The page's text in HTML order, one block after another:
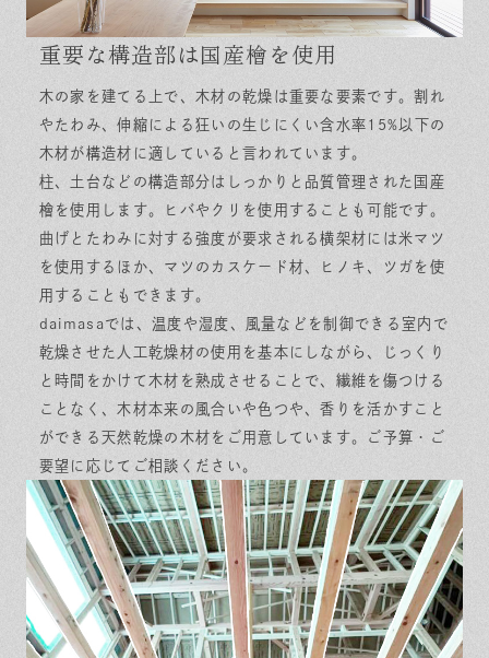
重要な構造部は国産檜を使用
木の家を建てる上で、木材の乾燥は重要な要素です。割れ
やたわみ、伸縮による狂いの生じにくい含水率15%以下の
木材が構造材に適していると言われています。
柱、土台などの構造部分はしっかりと品質管理された国産
檜を使用します。ヒバやクリを使用することも可能です。
曲げとたわみに対する強度が要求される横架材には米マツ
を使用するほか、マツのカスケード材、ヒノキ、ツガを使
用することもできます。
daimasaでは、温度や湿度、風量などを制御できる室内で
乾燥させた人工乾燥材の使用を基本にしながら、じっくり
と時間をかけて木材を熟成させることで、繊維を傷つける
ことなく、木材本来の風合いや色つや、香りを活かすこと
ができる天然乾燥の木材をご用意しています。ご予算・ご
要望に応じてご相談ください。